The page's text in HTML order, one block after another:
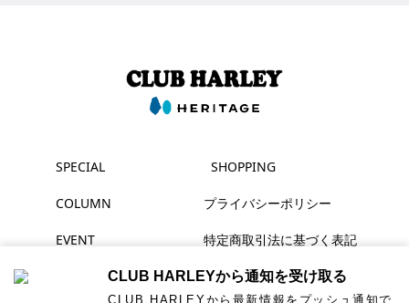
SPECIAL
COLUMN
EVENT
MAGAZINE
SHOPPING
プライバシーポリシー
特定商取引法に基づく表記
CLUB HARLEYから通知を受け取る
CLUB HARLEYから最新情報をプッシュ通知で